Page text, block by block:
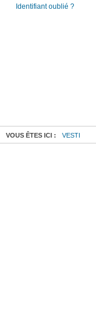
Identifiant oublié ?
VOUS ÊTES ICI : VESTI